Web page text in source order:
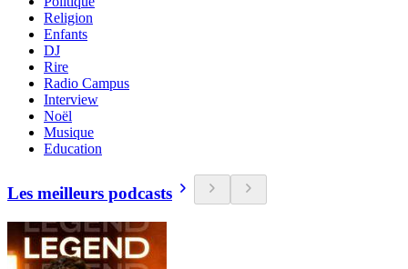
Religion
Enfants
DJ
Rire
Radio Campus
Interview
Noël
Musique
Education
Les meilleurs podcasts